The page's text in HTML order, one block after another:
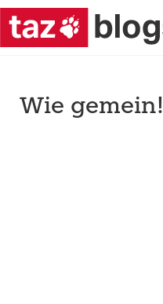
Wie gemein!